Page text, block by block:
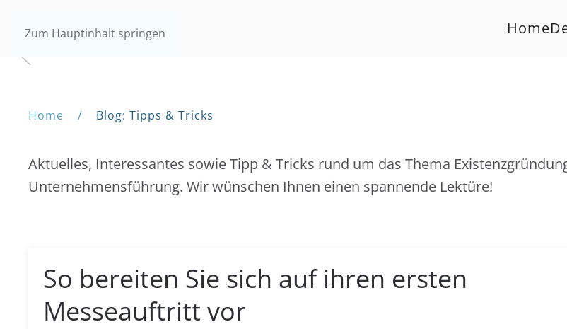
Zum Hauptinhalt springen Home
Home Blog: Tipps & Tricks
Aktuelles, Interessantes sowie Tipp & Tricks rund um das Thema
Unternehmensführung. Wir wünschen Ihnen einen spannende Lektüre!
So bereiten Sie sich auf ihren ersten
Messeauftritt vor